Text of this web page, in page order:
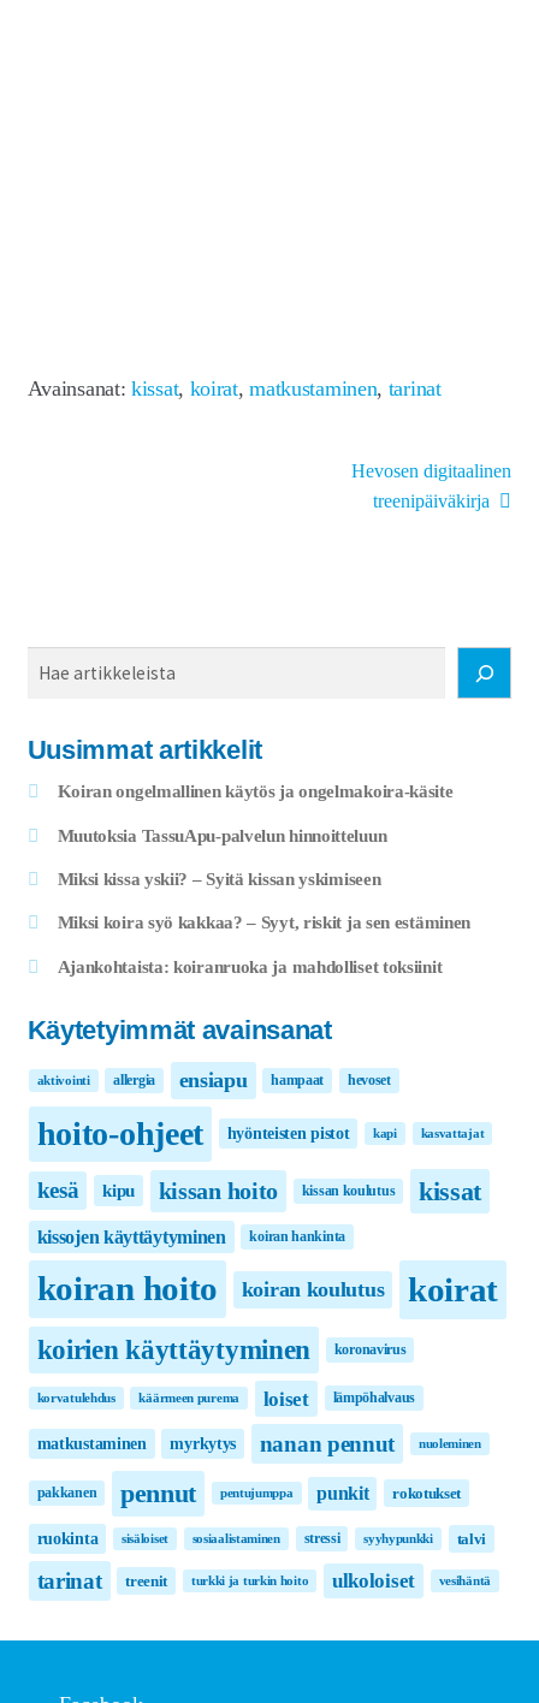
Avainsanat:kissat, koirat,matkustaminen, tarinat
Seuraava
artikkeli:
Hevosen digitaalinen
treenipäiväkirja
Haku
Uusimmat artikkelit
Koiran ongelmallinen käytös ja ongelmakoira-käsite
Muutoksia TassuApu-palvelun hinnoitteluun
Miksi kissa yskii? – Syitä kissan yskimiseen
Miksi koira syö kakkaa? – Syyt, riskit ja sen estäminen
Ajankohtaista: koiranruoka ja mahdolliset toksiinit
Käytetyimmät avainsanat
aktivointi allergia ensiapu hampaat hevoset
hoito-ohjeet hyönteisten pistot kapi kasvattajat
kesä kipu kissan hoito kissan koulutus kissat
kissojen käyttäytyminen koiran hankinta
koiran hoito koiran koulutus koirat
koirien käyttäytyminen koronavirus
korvatulehdus käärmeen purema loiset lämpöhalvaus
matkustaminen myrkytys nanan pennut nuoleminen
pakkanen pennut pentujumppa punkit rokotukset
ruokinta sisäloiset sosiaalistaminen stressi syyhypunkki talvi
tarinat treenit turkki ja turkin hoito ulkoloiset vesihäntä